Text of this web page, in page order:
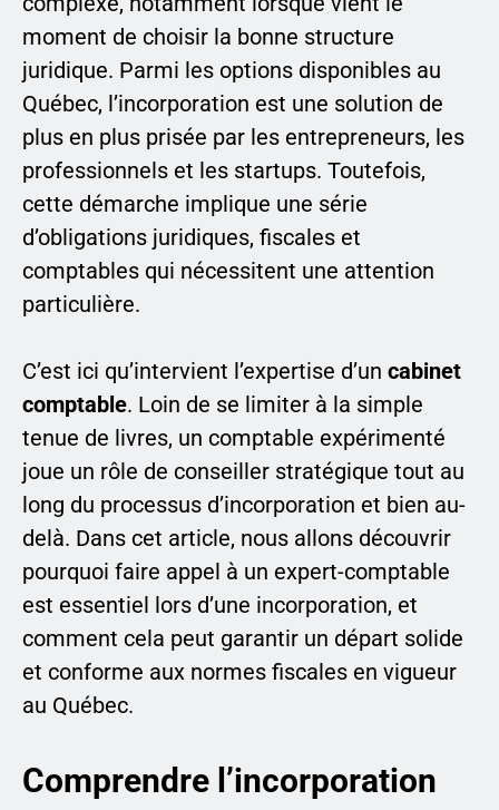
moment de choisir la bonne structure
juridique. Parmi les options disponibles au
Québec, l’incorporation est une solution de
plus en plus prisée par les entrepreneurs, les
professionnels et les startups. Toutefois,
cette démarche implique une série
d’obligations juridiques, fiscales et
comptables qui nécessitent une attention
particulière.
C’est ici qu’intervient l’expertise d’un cabinet
comptable. Loin de se limiter à la simple
tenue de livres, un comptable expérimenté
joue un rôle de conseiller stratégique tout au
long du processus d’incorporation et bien au-
delà. Dans cet article, nous allons découvrir
pourquoi faire appel à un expert-comptable
est essentiel lors d’une incorporation, et
comment cela peut garantir un départ solide
et conforme aux normes fiscales en vigueur
au Québec.
Comprendre l’incorporation